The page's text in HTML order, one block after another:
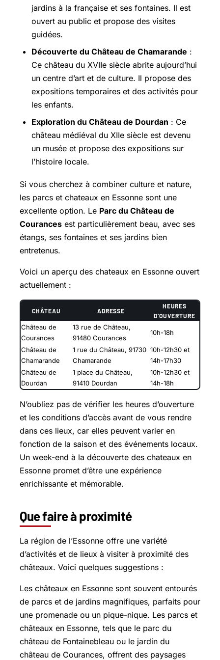
jardins à la française et ses fontaines. Il est
ouvert au public et propose des visites
guidées.
Découverte du Château de Chamarande :
Ce château du XVIIe siècle abrite aujourd’hui
un centre d’art et de culture. Il propose des
expositions temporaires et des activités pour
les enfants.
Exploration du Château de Dourdan : Ce
château médiéval du XIIe siècle est devenu
un musée et propose des expositions sur
l’histoire locale.
Si vous cherchez à combiner culture et nature,
les parcs et chateaux en Essonne sont une
excellente option. Le Parc du Château de
Courances est particulièrement beau, avec ses
étangs, ses fontaines et ses jardins bien
entretenus.
Voici un aperçu des chateaux en Essonne ouvert
actuellement :
CHÂTEAU ADRESSE
HEURES
D’OUVERTURE
Château de
Courances
13 rue de Château,
91480 Courances
10h-18h
Château de
Chamarande
1 rue du Château, 91730
Chamarande
10h-12h30 et
14h-17h30
Château de
Dourdan
1 place du Château,
91410 Dourdan
10h-12h30 et
14h-18h
N’oubliez pas de vérifier les heures d’ouverture
et les conditions d’accès avant de vous rendre
dans ces lieux, car elles peuvent varier en
fonction de la saison et des événements locaux.
Un week-end à la découverte des chateaux en
Essonne promet d’être une expérience
enrichissante et mémorable.
Que faire à proximité
La région de l’Essonne offre une variété
d’activités et de lieux à visiter à proximité des
châteaux. Voici quelques suggestions :
Les châteaux en Essonne sont souvent entourés
de parcs et de jardins magnifiques, parfaits pour
une promenade ou un pique-nique. Les parcs et
châteaux en Essonne, tels que le parc du
château de Fontainebleau ou le jardin du
château de Courances, offrent des paysages